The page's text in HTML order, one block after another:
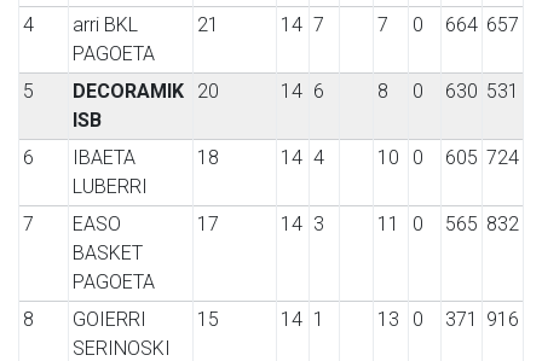
4
arri BKL
PAGOETA
21 14 7 7 0 664 657
5
DECORAMIK
ISB
20 14 6 8 0 630 531
6
IBAETA
LUBERRI
18 14 4 10 0 605 724
7
EASO
BASKET
PAGOETA
17 14 3 11 0 565 832
8
GOIERRI
SERINOSKI
15 14 1 13 0 371 916